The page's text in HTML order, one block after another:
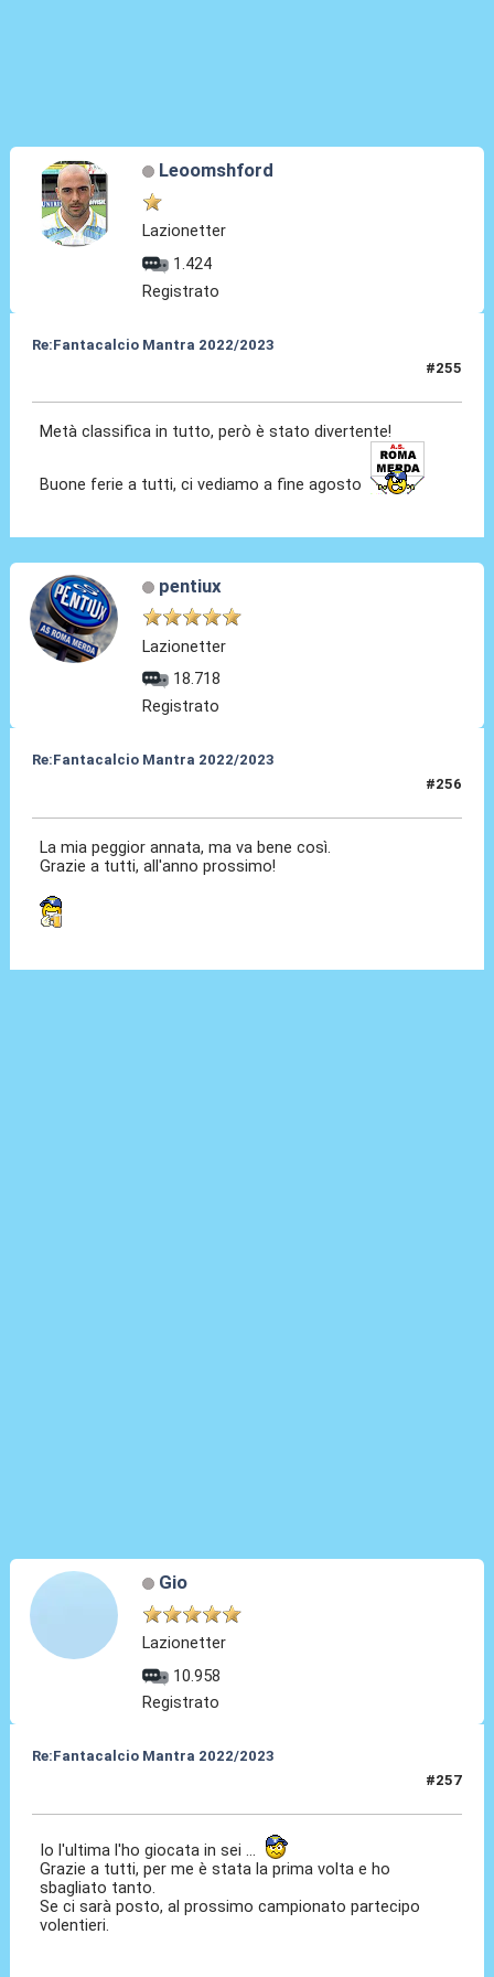
Leoomshford
Lazionetter
1.424
Registrato
Re:Fantacalcio Mantra 2022/2023
#255
Metà classifica in tutto, però è stato divertente!
Buone ferie a tutti, ci vediamo a fine agosto
pentiux
Lazionetter
18.718
Registrato
Re:Fantacalcio Mantra 2022/2023
#256
La mia peggior annata, ma va bene così.
Grazie a tutti, all'anno prossimo!
Gio
Lazionetter
10.958
Registrato
Re:Fantacalcio Mantra 2022/2023
#257
Io l'ultima l'ho giocata in sei ...
Grazie a tutti, per me è stata la prima volta e ho
sbagliato tanto.
Se ci sarà posto, al prossimo campionato partecipo
volentieri.